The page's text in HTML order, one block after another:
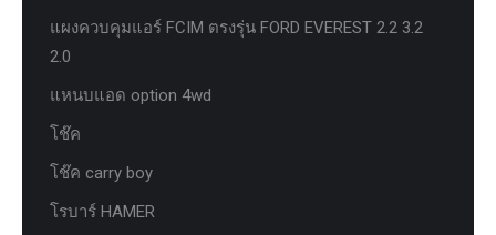
แผงควบคุมแอร์ FCIM ตรงรุ่น FORD EVEREST 2.2 3.2
2.0
แหนบแอด option 4wd
โช๊ค
โช๊ค carry boy
โรบาร์ HAMER